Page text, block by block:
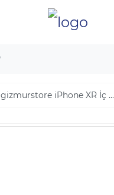
gizmurstore iPhone XR İç ...